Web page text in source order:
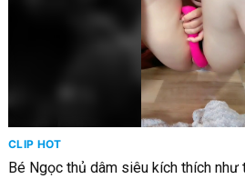
CLIP HOT
Bé Ngọc thủ dâm siêu kích thích như